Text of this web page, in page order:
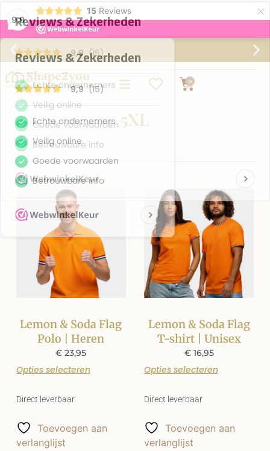
9,9
15 Reviews ×
Gratis verzending vanaf €75,-
0
5XL
Lemon & Soda Flag
Polo | Heren
€ 23,95
Opties selecteren
Direct leverbaar
Toevoegen aan
verlanglijst
Lemon & Soda Flag
T-shirt | Unisex
€16,95
Opties selecteren
Direct leverbaar
Toevoegen aan
verlanglijst